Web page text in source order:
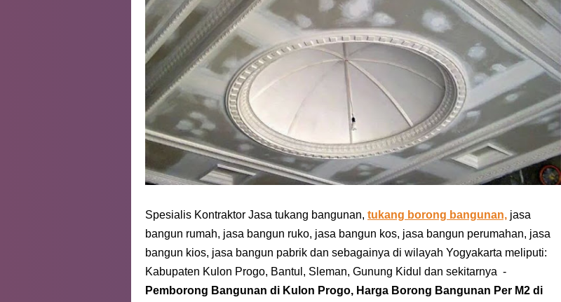
Spesialis Kontraktor Jasa tukang bangunan, tukang borong bangunan, jasa
bangun rumah, jasa bangun ruko, jasa bangun kos, jasa bangun perumahan, jasa
bangun kios, jasa bangun pabrik dan sebagainya di wilayah Yogyakarta meliputi:
Kabupaten Kulon Progo, Bantul, Sleman, Gunung Kidul dan sekitarnya -
Pemborong Bangunan di Kulon Progo, Harga Borong Bangunan Per M2 di